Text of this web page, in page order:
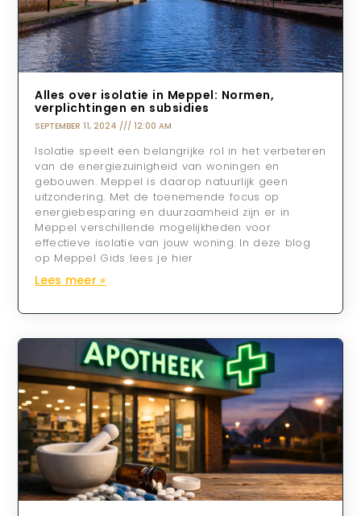
Alles over isolatie in Meppel: Normen,
verplichtingen en subsidies
SEPTEMBER 11, 2024 12:00 AM
Isolatie speelt een belangrijke rol in het verbeteren
van de energiezuinigheid van woningen en
gebouwen. Meppel is daarop natuurlijk geen
uitzondering. Met de toenemende focus op
energiebesparing en duurzaamheid zijn er in
Meppel verschillende mogelijkheden voor
effectieve isolatie van jouw woning. In deze blog
op Meppel Gids lees je hier
Lees meer »